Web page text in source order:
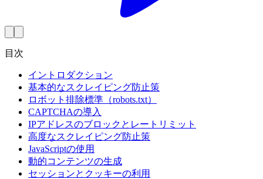
目次
イントロダクション
基本的なスクレイピング防止策
ロボット排除標準（robots.txt）
CAPTCHAの導入
IPアドレスのブロックとレートリミット
高度なスクレイピング防止策
JavaScriptの使用
動的コンテンツの生成
セッションとクッキーの利用